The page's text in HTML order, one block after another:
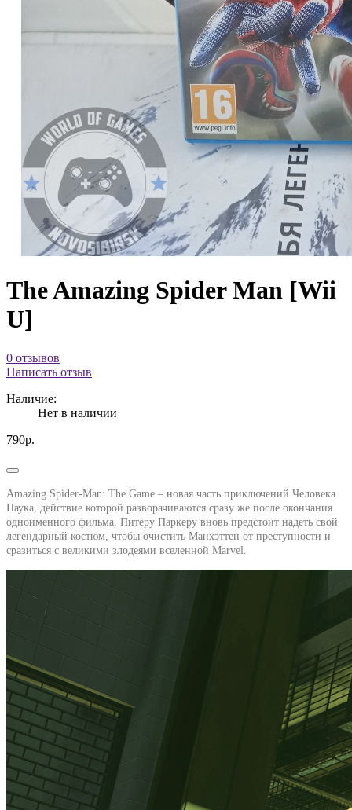
The Amazing Spider Man [Wii
U]
0 отзывов
Написать отзыв
Наличие:
Нет в наличии
790р.
Amazing Spider-Man: The Game – новая часть приключений Человека
Паука, действие которой разворачиваются сразу же после окончания
одноименного фильма. Питеру Паркеру вновь предстоит надеть свой
легендарный костюм, чтобы очистить Манхэттен от преступности и
сразиться с великими злодеями вселенной Marvel.